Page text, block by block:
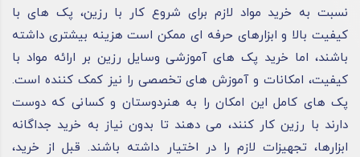
نسبت به خرید مواد لازم برای شروع کار با رزین، پک‌ های با
کیفیت بالا و ابزارهای حرفه‌ ای ممکن است هزینه بیشتری داشته
باشند، اما خرید پک های آموزشی وسایل رزین بر ارائه مواد با
کیفیت، امکانات و آموزش‌ های تخصصی را نیز کمک کننده است.
پک‌ های کامل این امکان را به هنردوستان و کسانی که دوست
دارند با رزین کار کنند، می‌ دهند تا بدون نیاز به خرید جداگانه
ابزارها، تجهیزات لازم را در اختیار داشته باشند. قبل از خرید،